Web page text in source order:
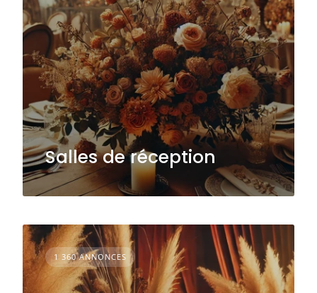
Salles de réception
1 360 ANNONCES